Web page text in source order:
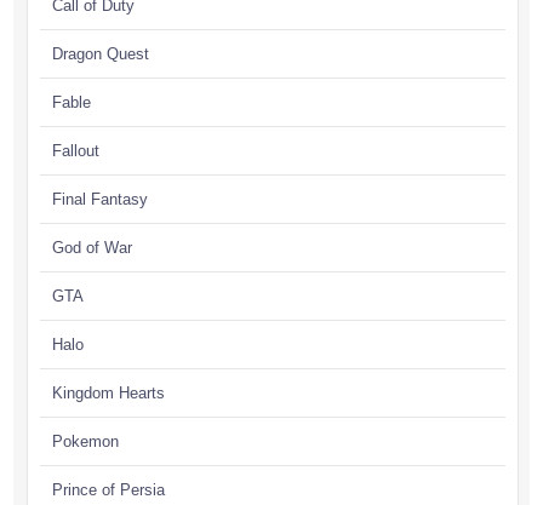
Call of Duty
Dragon Quest
Fable
Fallout
Final Fantasy
God of War
GTA
Halo
Kingdom Hearts
Pokemon
Prince of Persia